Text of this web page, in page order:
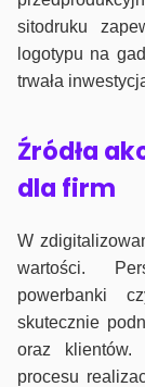
sitodruku
logotypu na
trwała
Źródła
dla firm
W
wartości.
powerbanki
skutecznie
oraz klientów.
procesu